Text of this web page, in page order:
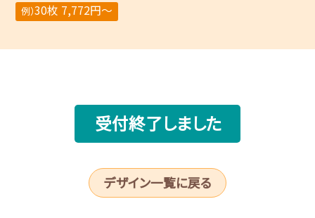
例）30枚 7,772円～
受付終了しました
デザイン一覧に戻る